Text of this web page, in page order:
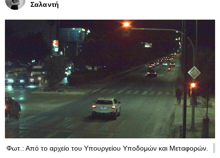
Φωτ.: Από το αρχείο του Υπουργείου Υποδομών και Μεταφορών.
Σαλαντή